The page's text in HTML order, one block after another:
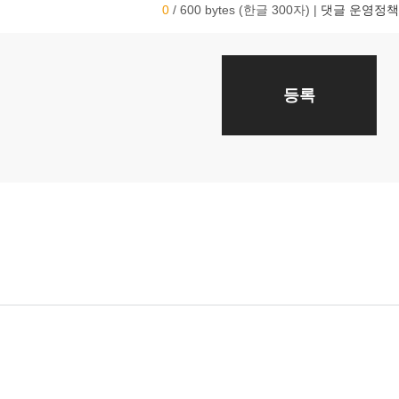
0 / 600 bytes (한글 300자) | 댓글 운영정책
등록